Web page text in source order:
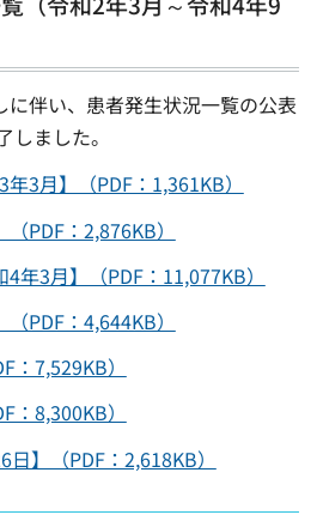
伴い、患者発生状況一覧の公表
ました。
年3月】（PDF：1,361KB）
PDF：2,876KB）
4年3月】（PDF：11,077KB）
PDF：4,644KB）
：7,529KB）
：8,300KB）
日】（PDF：2,618KB）